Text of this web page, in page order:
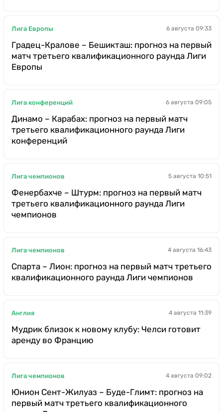
Лига Европы 6 августа 09:33
Градец-Кралове – Бешикташ: прогноз на первый
матч третьего квалификационного раунда Лиги
Европы
Лига конференций 6 августа 09:05
Динамо – Карабах: прогноз на первый матч
третьего квалификационного раунда Лиги
конференций
Лига чемпионов 5 августа 10:51
Фенербахче – Штурм: прогноз на первый матч
третьего квалификационного раунда Лиги
чемпионов
Лига чемпионов 4 августа 16:43
Спарта – Лион: прогноз на первый матч третьего
квалификационного раунда Лиги чемпионов
Англия 4 августа 11:39
Мудрик близок к новому клубу: Челси готовит
аренду во Францию
Лига чемпионов 4 августа 09:02
Юнион Сент-Жилуаз – Буде-Глимт: прогноз на
первый матч третьего квалификационного